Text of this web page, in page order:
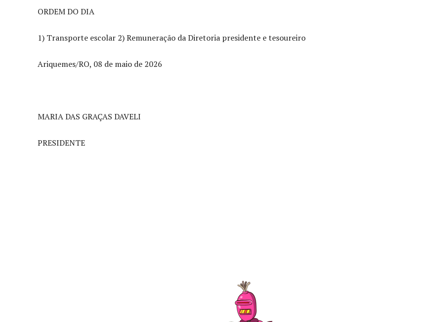
ORDEM DO DIA
1) Transporte escolar 2) Remuneração da Diretoria presidente e tesoureiro
Ariquemes/RO, 08 de maio de 2026
MARIA DAS GRAÇAS DAVELI
PRESIDENTE